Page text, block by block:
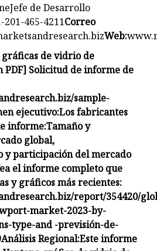
de Desarrollo
201-465-4211Correo
Web:
de vidrio de
PDF] Solicitud de informe de
sample-
ejecutivo:Los fabricantes
informe:Tamaño y
global,
y participación del mercado
el informe completo que
y gráficos más recientes:
report/354420/
market-2023-by-
type-and -previsión-de-
Análisis Regional:Este informe